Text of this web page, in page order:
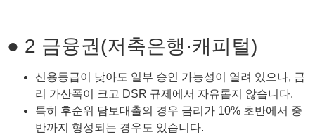
● 2 금융권(저축은행·캐피털)
신용등급이 낮아도 일부 승인 가능성이 열려 있으나, 금
리 가산폭이 크고 DSR 규제에서 자유롭지 않습니다.
특히 후순위 담보대출의 경우 금리가 10% 초반에서 중
반까지 형성되는 경우도 있습니다.